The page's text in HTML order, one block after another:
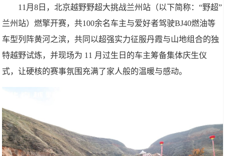
11月8日，北京越野野超大挑战兰州站（以下简称：“野超”
兰州站）燃擎开赛，共100余名车主与爱好者驾驶BJ40燃油等
车型列阵黄河之滨，共同以超强实力征服丹霞与山地组合的独
特越野试炼，并现场为 11 月过生日的车主筹备集体庆生仪
式，让硬核的赛事氛围充满了家人般的温暖与感动。